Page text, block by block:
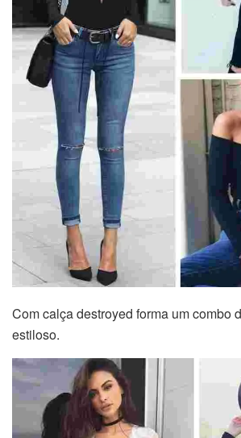
Com calça destroyed forma um combo
estiloso.